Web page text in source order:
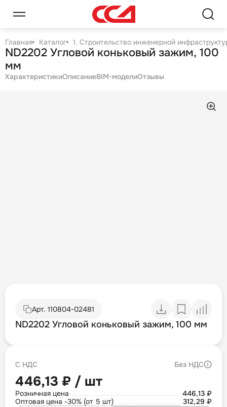
Главная Каталог 1. Строительство инженерной
ND2202 Угловой коньковый зажим, 100
мм
ХарактеристикиОписаниеBIM-моделиОтзывы
Арт. 110804-02481
ND2202 Угловой коньковый зажим, 100 мм
С НДС Без НДС
446,13 ₽ / шт
Розничная цена
446,13 ₽
Оптовая цена -30% (от 5 шт)
312,29 ₽